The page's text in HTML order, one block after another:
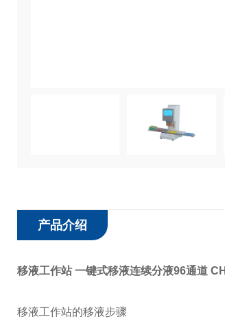
产品介绍
移液工作站 一键式移液连续分液96通道
移液工作站的移液步骤